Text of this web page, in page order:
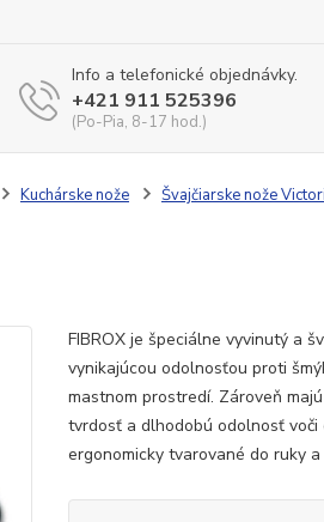
Info a telefonické objednávky.
+421 911 525396
(Po-Pia, 8-17 hod.)
Kuchárske nože Švajčiarske nože
FIBROX je špeciálne vyvinutý a
vynikajúcou odolnosťou proti
mastnom prostredí. Zároveň
tvrdosť a dlhodobú odolnosť
ergonomicky tvarované do ruky a